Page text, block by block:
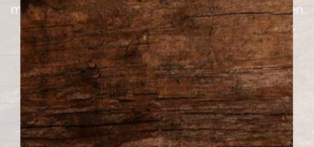
maintenant et profitez d’un repas maison, prêt en
quelques clics. Simplifiez-vous la vie et laissez-
nous prendre soin de votre souper !
Plats cuisinés